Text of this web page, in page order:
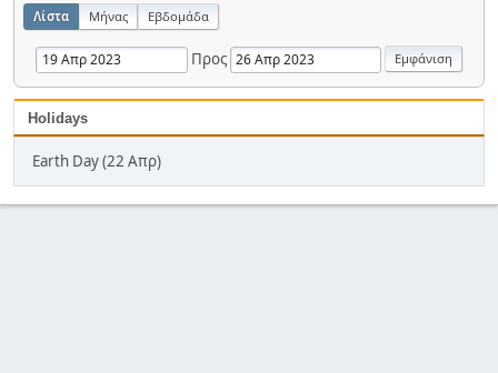
Λίστα Μήνας Εβδομάδα
Προς
Holidays
Earth Day (22 Απρ)